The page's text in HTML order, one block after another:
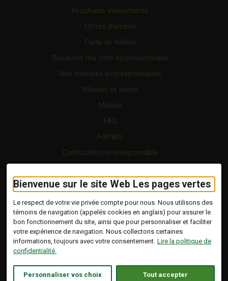
Bienvenue sur le site Web Les pages vertes
Le respect de votre vie privée compte pour nous. Nous utilisons des
témoins de navigation (appelés cookies en anglais) pour assurer le
bon fonctionnement du site, ainsi que pour personnaliser et faciliter
votre expérience de navigation. Nous collectons certaines
informations, toujours avec votre consentement. Lire la politique de
confidentialité.
Personnaliser vos choix Tout accepter
Prochains événements
Offres d’emploi
Carte de fidélité
Découvrir ma cote écoresponsable
Nos mesures écoresponsables
Mission et vision
Médias
FAQ
Forfaits
Certification écoresponsable
Vidéo
Blogue
Copyright © 2026 Tous droits réservés.
Les Pages Vertes | Répertoire d'entreprises
écoresponsables.
Conception :Ekloweb
Ce lien s'ouvrira dans
Politique de confidentialité